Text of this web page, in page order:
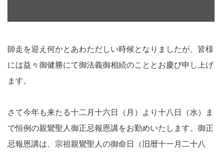
師走を迎え何かとあわただしい時候となりましたが、皆様
には益々御健勝にて御法義御相続のこととお慶び申し上げ
ます。
さて今年も来たる十二月十六日（月）より十八日（水）ま
で恒例の親鸞聖人御正忌報恩講をお勤めいたします。御正
忌報恩講は、宗祖親鸞聖人の御命日（旧暦十一月二十八